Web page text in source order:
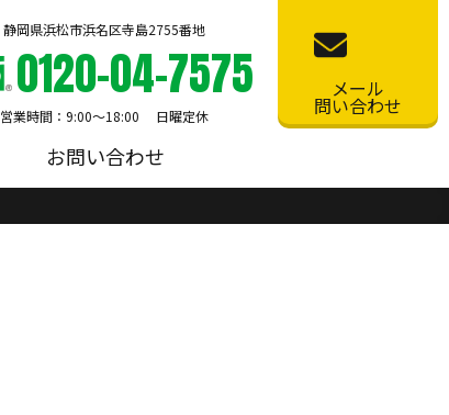
お問い合わせ
静岡県浜松市浜名区寺島2755番地
0120-04-7575
営業時間：9:00〜18:00 日曜定休
メール
問い合わせ